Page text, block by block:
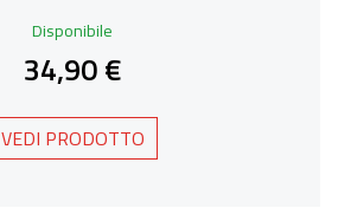
Disponibile
34,90 €
VEDI PRODOTTO